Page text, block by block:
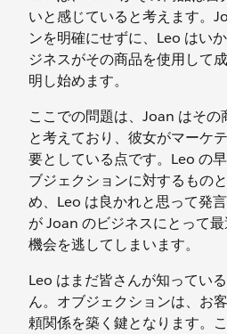
いと感じていると考えます。
ンを明確にせずに、Leo はい
ジネスがその商品を使用して
明し始めます。
ここでの問題は、Joan はそ
と考えており、彼女がマーケ
要としている点です。Leo の
ブジェクションに対するもの
め、Leo は良かれと思って発
が Joan のビジネスにとって
機会を逃してしまいます。
Leo はまだ皆さんが知ってい
ん。オブジェクションは、お
頼関係を築く鍵となります。